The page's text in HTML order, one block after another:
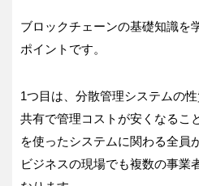
ブロックチェーンの基礎知識を
ポイントです。
1つ目は、分散管理システムの
共有で管理コストが安くなるこ
を使ったシステムに関わる全員
ビジネスの現場でも複数の事業